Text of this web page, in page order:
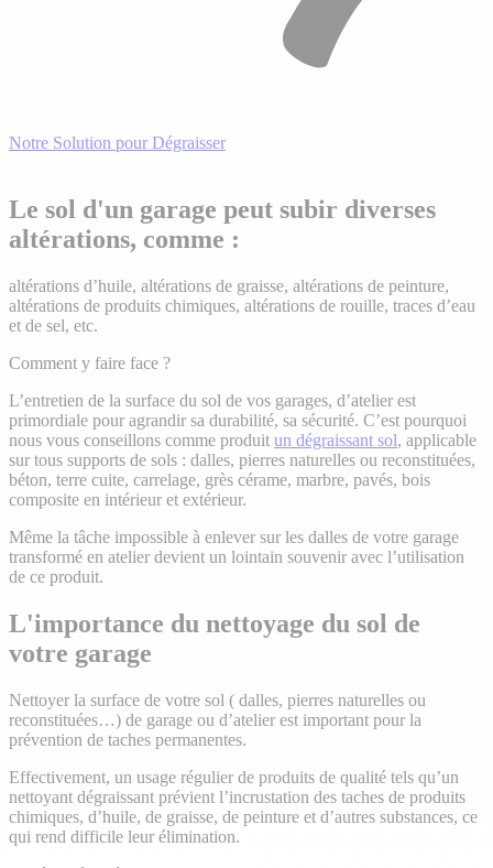
Notre Solution pour Dégraisser
Le sol d'un garage peut subir diverses
altérations, comme :
altérations d’huile, altérations de graisse, altérations de peinture,
altérations de produits chimiques, altérations de rouille, traces d’eau
et de sel, etc.
Comment y faire face ?
L’entretien de la surface du sol de vos garages, d’atelier est
primordiale pour agrandir sa durabilité, sa sécurité. C’est pourquoi
nous vous conseillons comme produit un dégraissant sol, applicable
sur tous supports de sols : dalles, pierres naturelles ou reconstituées,
béton, terre cuite, carrelage, grès cérame, marbre, pavés, bois
composite en intérieur et extérieur.
Même la tâche impossible à enlever sur les dalles de votre garage
transformé en atelier devient un lointain souvenir avec l’utilisation
de ce produit.
L'importance du nettoyage du sol de
votre garage
Nettoyer la surface de votre sol ( dalles, pierres naturelles ou
reconstituées…) de garage ou d’atelier est important pour la
prévention de taches permanentes.
Effectivement, un usage régulier de produits de qualité tels qu’un
nettoyant dégraissant prévient l’incrustation des taches de produits
chimiques, d’huile, de graisse, de peinture et d’autres substances, ce
qui rend difficile leur élimination.